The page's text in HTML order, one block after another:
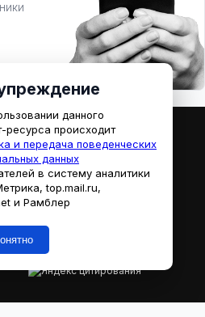
Кино
reklama@mediaryazan.ru
данного
ресурса происходит
и передача поведенческих
данных
в систему аналитики
top.mail.ru,
и Рамблер